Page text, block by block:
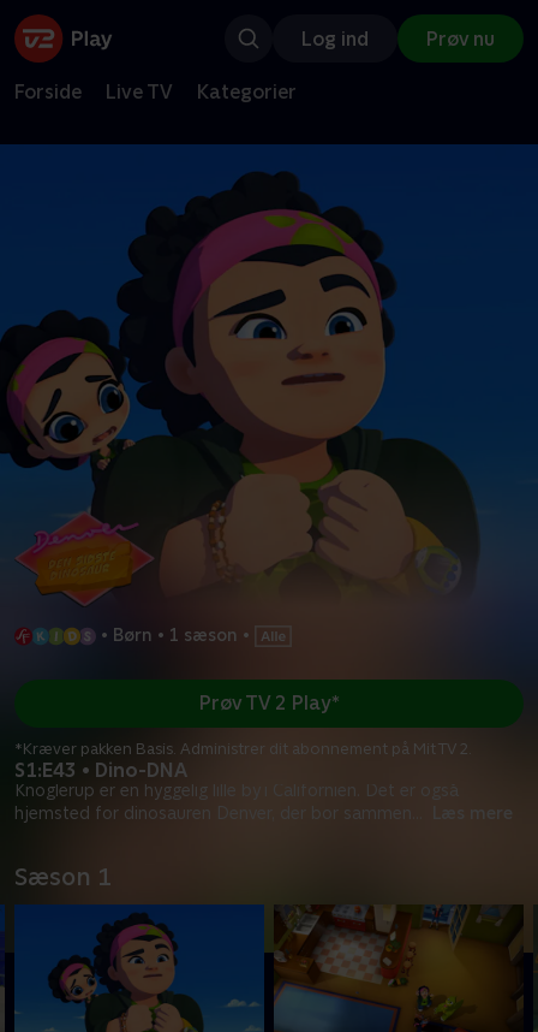
Log ind Prøv nu
Forside Live TV Kategorier
• Børn • 1 sæson •
S1:E43 • Dino-DNA
Knoglerup er en hyggelig lille by i Californien. Det er også
hjemsted for dinosauren Denver, der bor sammen
Læs mere
Prøv TV 2 Play*
*Kræver pakken Basis. Administrer dit abonnement på Mit TV 2.
Sæson 1